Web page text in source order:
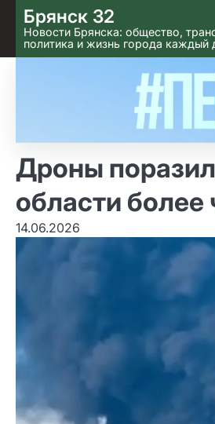
Skip
to content
Брянск 32
Новости Брянска: общество,
политика и жизнь города каждый
Дроны
области
14.06.2026